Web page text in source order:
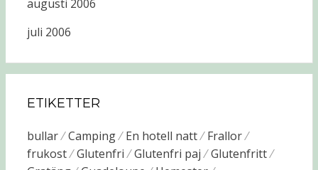
augusti 2006
juli 2006
ETIKETTER
bullar Camping En hotell natt
Frallor
frukost
Glutenfri Glutenfri paj
Glutenfritt